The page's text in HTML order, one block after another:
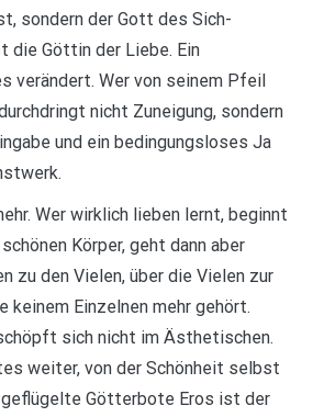
sondern der Gott des Sich-
die Göttin der Liebe. Ein
verändert. Wer von seinem Pfeil
nicht Zuneigung, sondern
und ein bedingungsloses Ja
Wer wirklich lieben lernt, beginnt
Körper, geht dann aber
zu den Vielen, über die Vielen zur
keinem Einzelnen mehr gehört.
sich nicht im Ästhetischen.
weiter, von der Schönheit selbst
geflügelte Götterbote Eros ist der